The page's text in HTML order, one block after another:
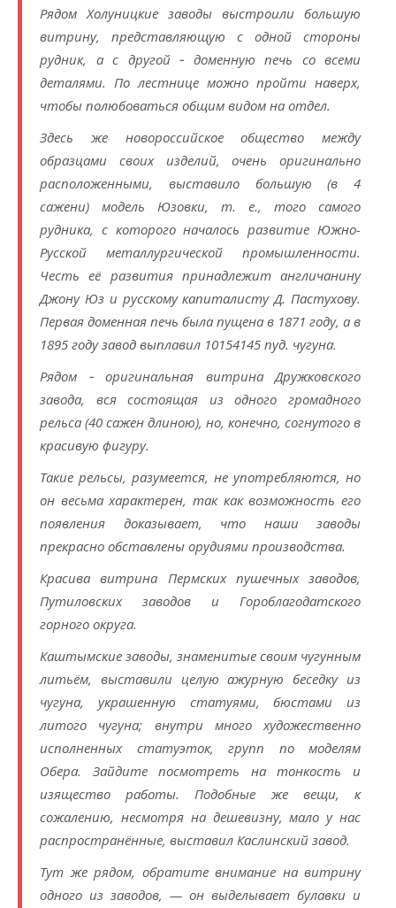
Рядом Холуницкие заводы выстроили большую
витрину, представляющую с одной стороны
рудник, а с другой ‑ доменную печь со всеми
деталями. По лестнице можно пройти наверх,
чтобы полюбоваться общим видом на отдел.
Здесь же новороссийское общество между
образцами своих изделий, очень оригинально
расположенными, выставило большую (в 4
сажени) модель Юзовки, т. е., того самого
рудника, с которого началось развитие Южно-
Русской металлургической промышленности.
Честь её развития принадлежит англичанину
Джону Юз и русскому капиталисту Д. Пастухову.
Первая доменная печь была пущена в 1871 году, а в
1895 году завод выплавил 10154145 пуд. чугуна.
Рядом ‑ оригинальная витрина Дружковского
завода, вся состоящая из одного громадного
рельса (40 сажен длиною), но, конечно, согнутого в
красивую фигуру.
Такие рельсы, разумеется, не употребляются, но
он весьма характерен, так как возможность его
появления доказывает, что наши заводы
прекрасно обставлены орудиями производства.
Красива витрина Пермских пушечных заводов,
Путиловских заводов и Гороблагодатского
горного округа.
Каштымские заводы, знаменитые своим чугунным
литьём, выставили целую ажурную беседку из
чугуна, украшенную статуями, бюстами из
литого чугуна; внутри много художественно
исполненных статуэток, групп по моделям
Обера. Зайдите посмотреть на тонкость и
изящество работы. Подобные же вещи, к
сожалению, несмотря на дешевизну, мало у нас
распространённые, выставил Каслинский завод.
Тут же рядом, обратите внимание на витрину
одного из заводов, — он выделывает булавки и